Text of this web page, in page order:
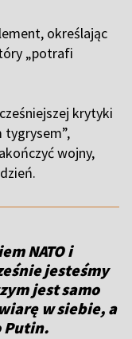
określając
„potrafi
krytyki
tygrysem”,
wojny,
NATO i
jesteśmy
jest samo
w siebie, a
Putin.